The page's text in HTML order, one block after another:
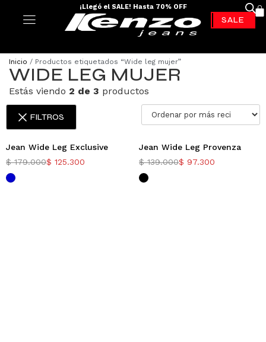
¡Llegó el SALE! Hasta 70% OFF
-70%*
Inicio / Productos etiquetados “Wide leg mujer”
WIDE LEG MUJER
Estás viendo 2 de 3 productos
FILTROS
-30%
Jean Wide Leg Exclusive
$179.000$ 125.300
-30%
Jean Wide Leg Provenza
$139.000$ 97.300